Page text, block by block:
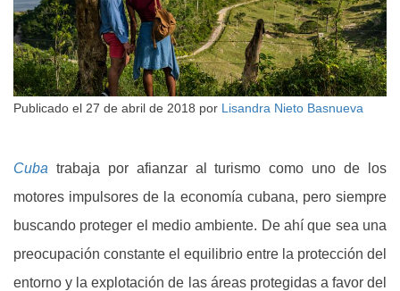
Publicado el 27 de abril de 2018 por Lisandra Nieto Basnueva
Cuba trabaja por afianzar al turismo como uno de los
motores impulsores de la economía cubana, pero siempre
buscando proteger el medio ambiente. De ahí que sea una
preocupación constante el equilibrio entre la protección del
entorno y la explotación de las áreas protegidas a favor del